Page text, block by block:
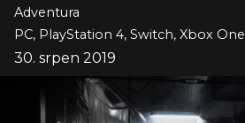
Adventura
PC, PlayStation 4, Switch, Xbox One
30. srpen 2019